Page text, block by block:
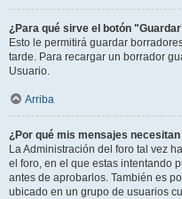
¿Para qué sirve el botón
Esto le permitirá guardar
tarde. Para recargar un borrador
Usuario.
Arriba
¿Por qué mis mensajes
La Administración del foro tal vez
el foro, en el que estas intentando
antes de aprobarlos. También es
ubicado en un grupo de usuarios